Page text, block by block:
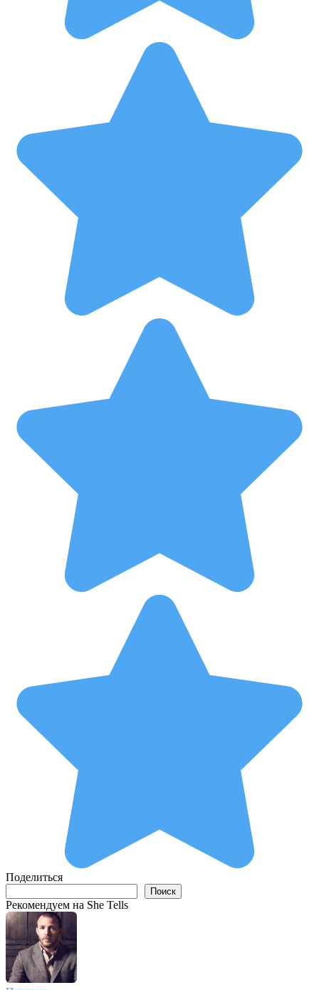
Поделиться
Поиск
Рекомендуем на She Tells